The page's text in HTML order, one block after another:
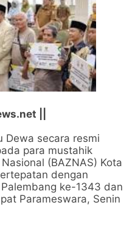
||
Dewa secara resmi
para mustahik
(BAZNAS) Kota
dengan
ke-1343 dan
Parameswara, Senin